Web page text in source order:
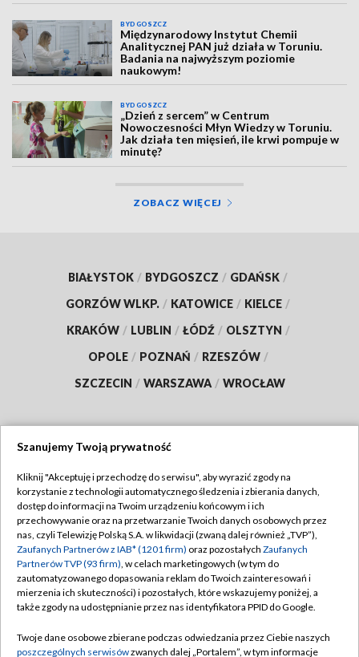
BYDGOSZCZ
Międzynarodowy Instytut Chemii
Analitycznej PAN już działa w Toruniu.
Badania na najwyższym poziomie
naukowym!
BYDGOSZCZ
„Dzień z sercem” w Centrum
Nowoczesności Młyn Wiedzy w Toruniu.
Jak działa ten mięsień, ile krwi pompuje w
minutę?
ZOBACZ WIĘCEJ
BIAŁYSTOK / BYDGOSZCZ / GDAŃSK /
GORZÓW WLKP. / KATOWICE / KIELCE /
KRAKÓW / LUBLIN / ŁÓDŹ / OLSZTYN /
OPOLE / POZNAŃ / RZESZÓW /
SZCZECIN / WARSZAWA / WROCŁAW
TVP
Abonament TVP
Emisja w TVP
Centrum informacji TVP
Naziemna Telewizja Cyfrowa
Rada Programowa
Regulamin TVP
Polityka prywatności
Moje zgody
Pomoc
Kontakt
Szanujemy Twoją prywatność
Kliknij "Akceptuję i przechodzę do serwisu", aby wyrazić zgody na
korzystanie z technologii automatycznego śledzenia i zbierania danych,
dostęp do informacji na Twoim urządzeniu końcowym i ich
przechowywanie oraz na przetwarzanie Twoich danych osobowych przez
nas, czyli Telewizję Polską S.A. w likwidacji (zwaną dalej również „TVP”),
Zaufanych Partnerów z IAB* (1201 firm) oraz pozostałych Zaufanych
Partnerów TVP (93 firm), w celach marketingowych (w tym do
zautomatyzowanego dopasowania reklam do Twoich zainteresowań i
mierzenia ich skuteczności) i pozostałych, które wskazujemy poniżej, a
także zgody na udostępnianie przez nas identyfikatora PPID do Google.
Twoje dane osobowe zbierane podczas odwiedzania przez Ciebie naszych
poszczególnych serwisówzwanych dalej „Portalem”, w tym informacje